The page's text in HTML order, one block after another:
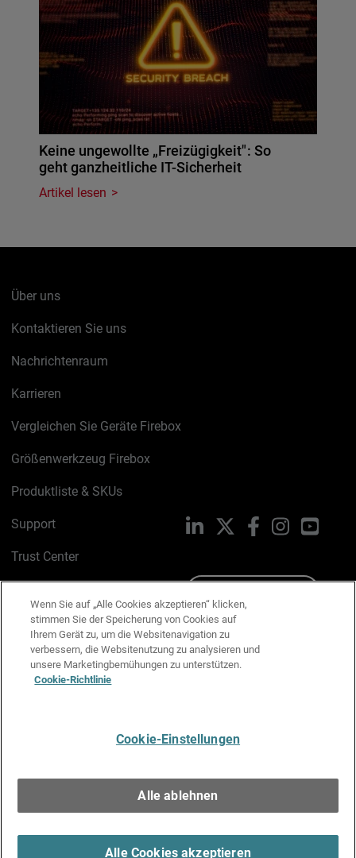
Keine ungewollte „Freizügigkeit": So
geht ganzheitliche IT-Sicherheit
Artikel lesen
Über uns
Kontaktieren Sie uns
Nachrichtenraum
Karrieren
Vergleichen Sie Geräte Firebox
Größenwerkzeug Firebox
Produktliste & SKUs
Support
Trust Center
Cookie-Richtlinie
Datenschutzrichtlinie
Media & Brand Kit
LinkedIn FacebookInstagram
Wenn Sie auf „Alle Cookies akzeptieren“ klicken,
stimmen Sie der Speicherung von Cookies auf
Ihrem Gerät zu, um die Websitenavigation zu
verbessern, die Websitenutzung zu analysieren und
unsere Marketingbemühungen zu unterstützen.
Cookie-Richtlinie
Cookie-Einstellungen
Alle ablehnen
Alle Cookies akzeptieren